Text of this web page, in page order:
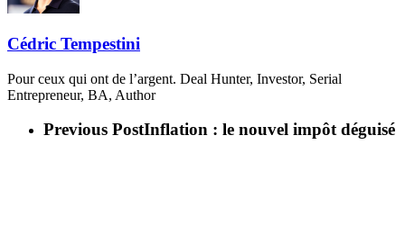
Cédric Tempestini
Pour ceux qui ont de l’argent. Deal Hunter, Investor, Serial
Entrepreneur, BA, Author
Previous PostInflation : le nouvel impôt déguisé